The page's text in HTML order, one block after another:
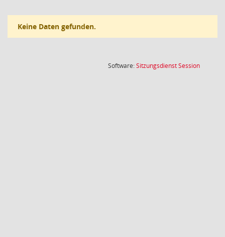
Keine Daten gefunden.
Software:SitzungsdienstSession(Wird in